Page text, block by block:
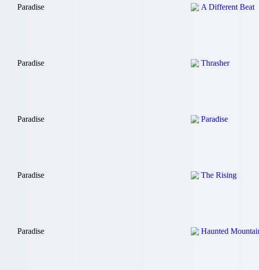
Paradise A Different Beat
Paradise Thrasher
Paradise Paradise
Paradise The Rising
Paradise Haunted